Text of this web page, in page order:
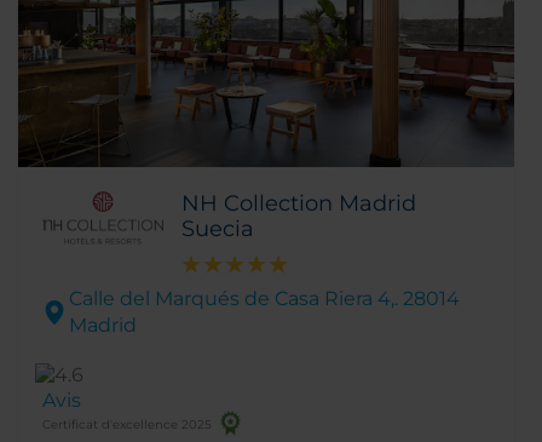
NH Collection Madrid
Suecia
Calle del Marqués de Casa Riera 4,. 28014
Madrid
Avis
Certificat d'excellence 2025